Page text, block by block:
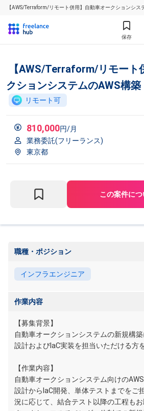
【AWS/Terraform/リモート併用】自動車オークションシ
保存
【AWS/Terraform/リモート
クションシステムのAWS構築
リモート可
810,000円/月
業務委託(フリーランス)
東京都
この案件に
職種・ポジション
インフラエンジニア
作業内容
【募集背景】
自動車オークションシステムの新規構
設計およびIaC実装を担当いただける方
【作業内容】
自動車オークションシステム向けの
設計からIaC開発、単体テストまでをご
況に応じて、結合テスト以降の工程も